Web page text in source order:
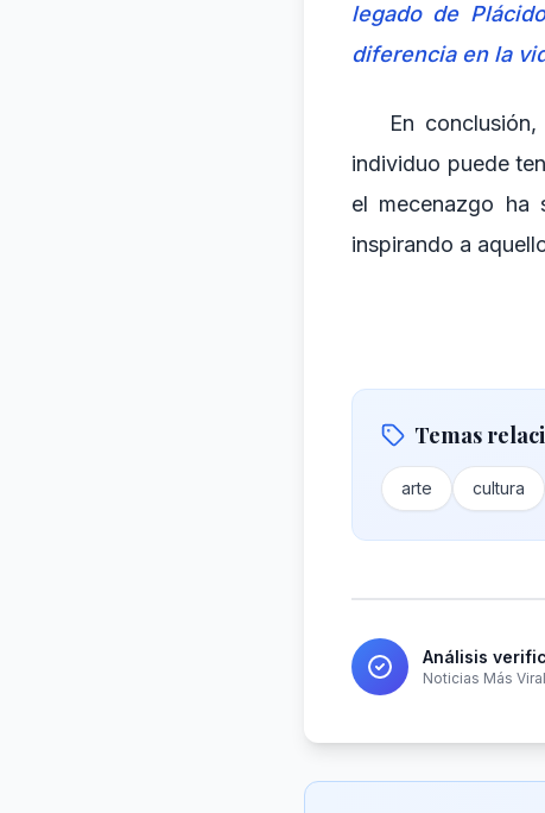
legado de
diferencia en la
En
individuo puede
el mecenazgo ha
inspirando a
Temas
arte cultura
Análisis
Noticias Más